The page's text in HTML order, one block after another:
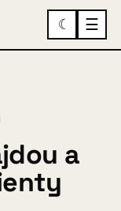
☾ ☰
a